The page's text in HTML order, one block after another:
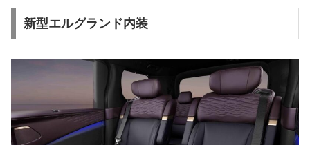
新型エルグランド内装